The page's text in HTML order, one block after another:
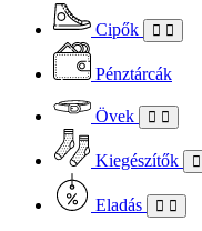
Cipők
Pénztárcák
Övek
Kiegészítők
Eladás